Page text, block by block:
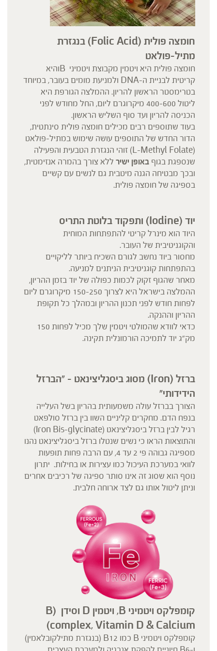
חומצה פולית (Folic Acid)
בנגזרת
מתיל-פולאט
חומצה פולית היא ויטמין מקבוצת ויטמיני Bוהיא
קריטית לבניית ה-DNA ולמניעת מומים בעובר, במיוחד
בטרימסטר הראשון להריון. ההמלצה הגורפת היא
ליטול 400-600 מיקרוגרם ליום, החל מחודש לפני
הכניסה להריון ועד סוף השליש הראשון.
בעוד שתוספים רבים מכילים חומצה פולית סינתטית,
הדור החדש של התוספים עושה שימוש במתיל-פולאט
(L-Methyl Folate) זוהי הנגזרת הטבעית והפעילה
שנספגת בגוף באופן ישיר ללא צורך בהמרה אנזימטית,
ובכך מבטיחה הגנה מיטבית גם לנשים עם קשיים
בספיגה של חומצה פולית.
יוד (Iodine) ותפקוד בלוטת התריס
היוד הוא מינרל קריטי להתפתחות המוחית
והקוגניטיבית של העובר.
מחסור ביוד נחשב לגורם השכיח ביותר לליקויים
בהתפתחות קוגניטיבית הניתנים למניעה.
מאחר שהגוף זקוק לכמות כפולה של יוד בזמן ההריון,
ההמלצה בישראל היא לצרוך 150-250 מיקרוגרם ליום
לפחות חודש לפני תכנון ההריון ובמהלך כל תקופת
ההריון וההנקה.
כדאי לוודא שהמולטי ויטמין שלך מכיל לפחות 150
מק"ג יוד לתמיכה הורמונלית תקינה.
ברזל (Iron)
מסוג ביסגליצינאט – "הברזל
הידידותי״
הצורך בברזל עולה משמעותית בהריון בשל העלייה
בנפח הדם. מחקרים קליניים השוו בין ברזל סולפאט
רגיל לבין ברזל ביסגליצינאט (Iron Bis-glycinate)
והתוצאות הראו כי נשים שנטלו ברזל ביסגליצינאט נהנו
מספיגה גבוהה פי 2 עד 4, עם הרבה פחות תופעות
לוואי במערכת העיכול כמו עצירות או בחילות. יתרון
נוסף הוא שסוג זה אינו סותר ספיגה של רכיבים אחרים
וניתן ליטול אותו גם לצד ארוחה חלבית.
קומפלקס ויטמיני B, ויטמין D וסידן
(B
complex, Vitamin D & Calcium)
קומפלקס ויטמיני B כמו B12 (בנגזרת מתילקובלאמין)